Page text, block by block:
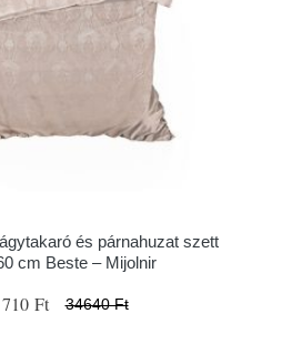
és párnahuzat szett
cm Beste – Mijolnir
Ft 34640 Ft